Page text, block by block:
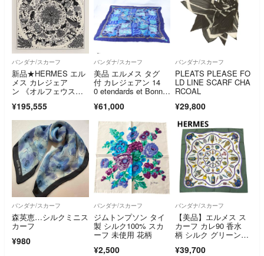
バンダナ/スカーフ
新品★HERMES エル
メス カレジェア
ン 《オルフェウスの
¥195,555
バンダナ/スカーフ
美品 エルメス タグ
付 カレジェアン 14
0 etendards et Bonnie
カーフ カシミヤ 絹 レ
¥61,000
バンダナ/スカーフ
PLEATS PLEASE FO
LD LINE SCARF CHA
RCOAL
¥29,800
バンダナ/スカーフ
森英恵…シルクミニス
カーフ
¥980
バンダナ/スカーフ
ジムトンプソン タイ
製 シルク100% スカ
ーフ 未使用 花柄
¥2,500
バンダナ/スカーフ
【美品】エルメス ス
カーフ カレ90 香水
柄 シルク グリーン
¥39,700